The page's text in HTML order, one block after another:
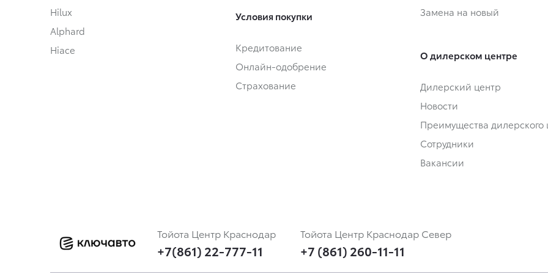
Hilux
Alphard
Hiace
Условия покупки
Кредитование
Онлайн-одобрение
Страхование
Замена на новый
О дилерском центре
Дилерский центр
Новости
Преимущества дилерского
Сотрудники
Вакансии
Тойота Центр Краснодар
+7(861) 22-777-11
Тойота Центр Краснодар Север
+7 (861) 260-11-11